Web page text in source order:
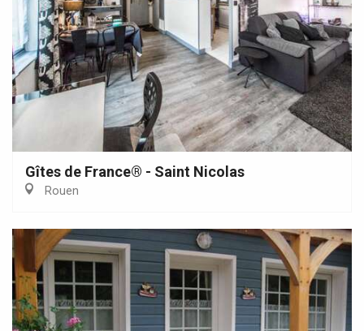
Gîtes de France® - Saint Nicolas
Rouen